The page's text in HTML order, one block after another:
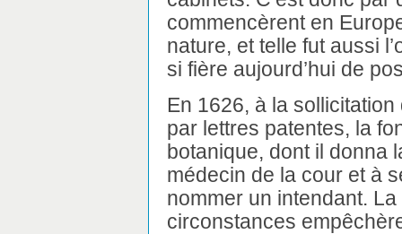
commencèrent en
nature, et telle fut aussi
si fière aujourd’hui de
En 1626, à la
par lettres patentes, la
botanique, dont il donna
médecin de la cour et à
nommer un intendant. La
circonstances